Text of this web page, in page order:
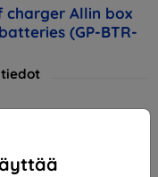
charger Allin box
(GP-BTR-